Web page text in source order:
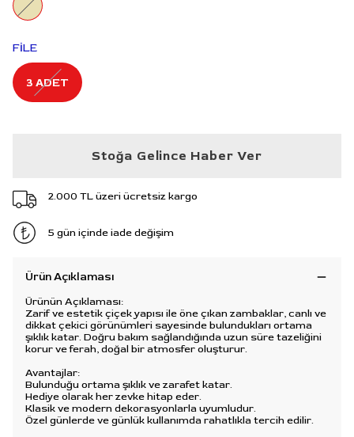
FİLE
3 ADET
Stoğa Gelince Haber Ver
2.000 TL üzeri ücretsiz kargo
5 gün içinde iade değişim
Ürün Açıklaması
Ürünün Açıklaması:
Zarif ve estetik çiçek yapısı ile öne çıkan zambaklar, canlı ve
dikkat çekici görünümleri sayesinde bulundukları ortama
şıklık katar. Doğru bakım sağlandığında uzun süre tazeliğini
korur ve ferah, doğal bir atmosfer oluşturur.
Avantajlar:
Bulunduğu ortama şıklık ve zarafet katar.
Hediye olarak her zevke hitap eder.
Klasik ve modern dekorasyonlarla uyumludur.
Özel günlerde ve günlük kullanımda rahatlıkla tercih edilir.